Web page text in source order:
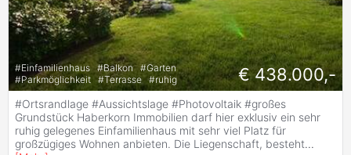
#Einfamilienhaus #Balkon #Garten
#Parkmöglichkeit #Terrasse #ruhig € 438.000,-
#Ortsrandlage #Aussichtslage #Photovoltaik #großes
Grundstück Haberkorn Immobilien darf hier exklusiv ein sehr
ruhig gelegenes Einfamilienhaus mit sehr viel Platz für
großzügiges Wohnen anbieten. Die Liegenschaft, besteht...